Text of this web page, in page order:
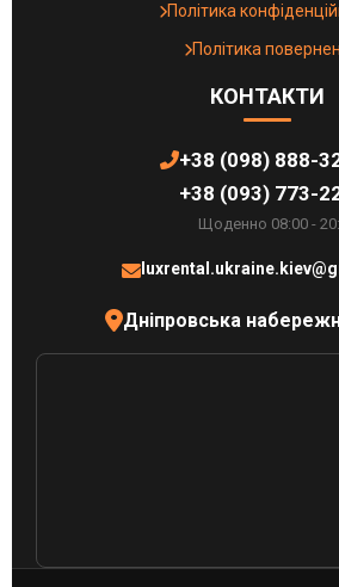
Політика
Політика
КОНТАКТИ
+38 (098) 888-
+38 (093) 773-
Щоденно 08:00 -
Дніпровська